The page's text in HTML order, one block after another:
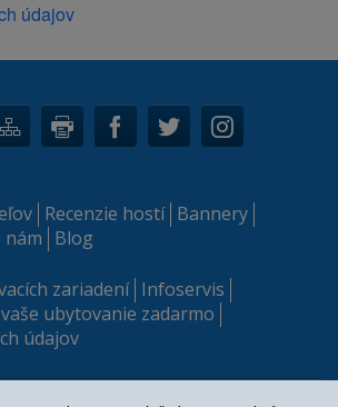
údajov
Recenzie hostí Bannery
nám Blog
zariadení Infoservis
ubytovanie zadarmo
údajov